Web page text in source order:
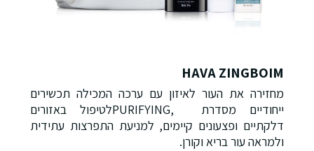
HAVA ZINGBOIM
מחזירה את העור לאיזון עם ערכה המכילה תכשירים
ייחודיים מסדרת
PURIFYING,לטיפול באזורים
דלקתיים ופצעונים קיימים, למניעת התפרצות עתידית
ולמראה עור בריא וקורן.